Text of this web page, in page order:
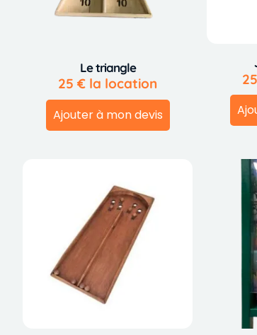
Le triangle
25 € la location
Ajouter à mon devis
25